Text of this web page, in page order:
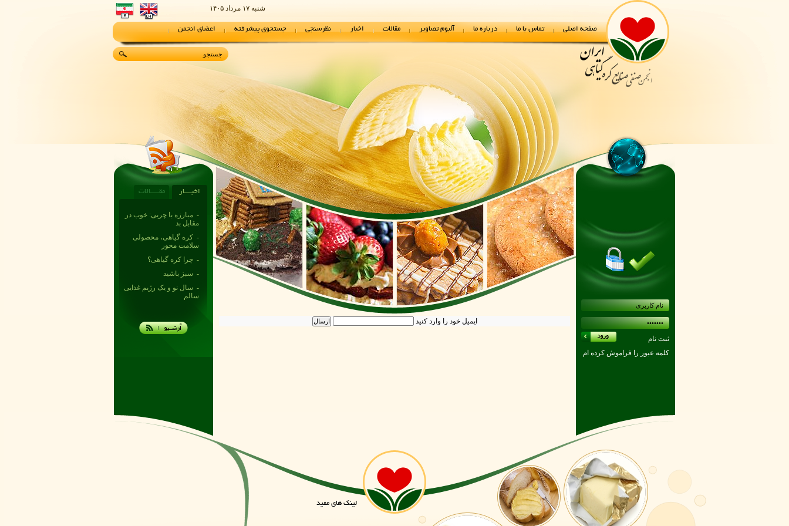
شنبه ۱۷ مرداد ۱۴۰۵
صفحه اصلی تماس با ما درباره ما آلبوم تصاویر مقالات اخبار نظرسنجی جستجوی پیشرفته اعضای انجمن
اخبــــار مقـــــالات
- مصاحبه با یک پزشک
متخصص تغذیه‌
مقابل بد
- کره گیاهی، محصولی
سلامت محور
- چرا کره گیاهی؟
- سبز باشید
- سال نو و یک رژیم غذایی
سالم
- در اوج بازی
گیاهی پخشینه
- حقایق تغذیه‌ای
- آزمایش طعم کره گیاهی
ایمیل خود را وارد کنید
ثبت نام
کلمه عبور را فراموش کرده ام
لینک های مفید